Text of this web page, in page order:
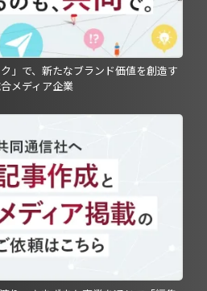
」で、新たなブランド価値を創造す
メディア企業